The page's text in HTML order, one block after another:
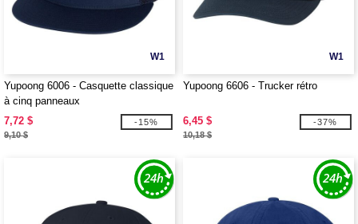
W1
Yupoong 6006 - Casquette classique
à cinq panneaux
7,72 $
9,10 $
-15%
W1
Yupoong 6606 - Trucker rétro
6,45 $
10,18 $
-37%